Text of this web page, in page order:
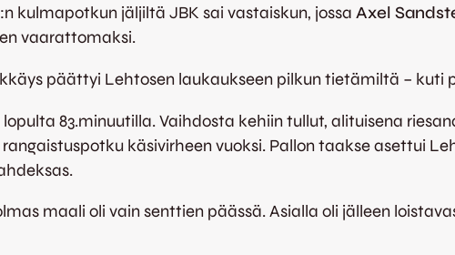
kulmapotkun jäljiltä JBK sai vastaiskun, jossa Axel
vaarattomaksi.
päättyi Lehtosen laukaukseen pilkun tietämiltä – kuti
83.minuutilla. Vaihdosta kehiin tullut, alituisena
käsivirheen vuoksi. Pallon taakse asettui
maali oli vain senttien päässä. Asialla oli jälleen